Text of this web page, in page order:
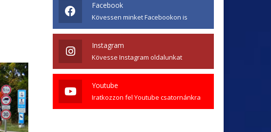
Facebook
Kövessen minket Facebookon is
Instagram
Kövesse Instagram oldalunkat
Youtube
Iratkozzon fel Youtube csatornánkra